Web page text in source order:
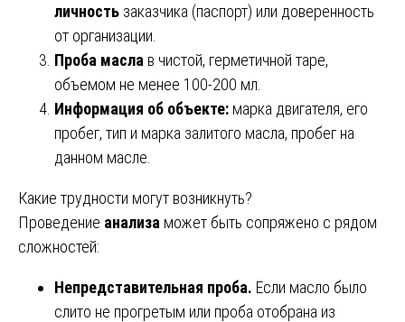
личность заказчика (паспорт) или доверенность
от организации.
Проба масла в чистой, герметичной таре,
объемом не менее 100-200 мл.
Информация об объекте: марка двигателя, его
пробег, тип и марка залитого масла, пробег на
данном масле.
Какие трудности могут возникнуть?
Проведение анализа может быть сопряжено с рядом
сложностей:
Непредставительная проба. Если масло было
слито не прогретым или проба отобрана из